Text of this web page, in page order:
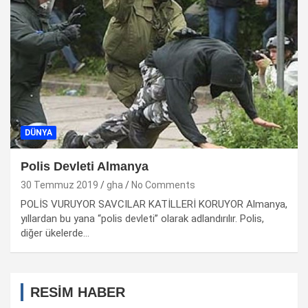
DÜNYA
Polis Devleti Almanya
30 Temmuz 2019 gha No Comments
POLİS VURUYOR SAVCILAR KATİLLERİ KORUYOR Almanya,
yıllardan bu yana “polis devleti” olarak adlandırılır. Polis,
diğer ükelerde…
RESİM HABER